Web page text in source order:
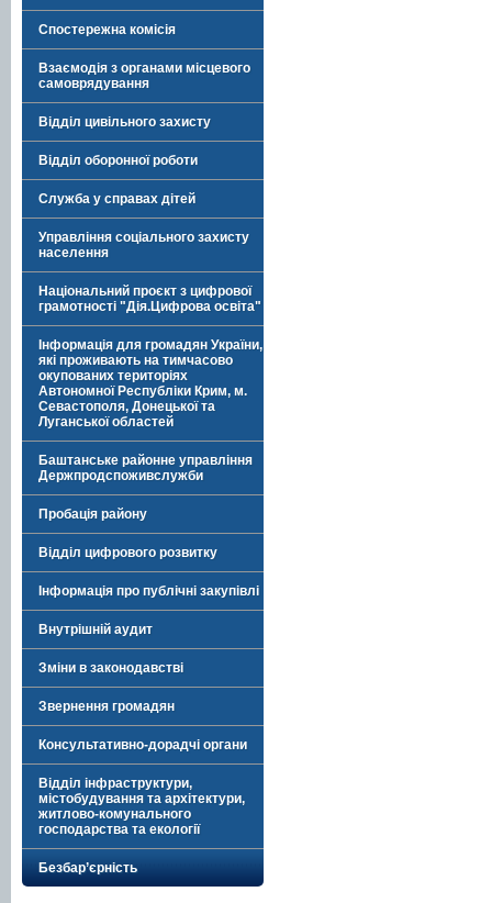
Спостережна комісія
Взаємодія з органами місцевого
самоврядування
Відділ цивільного захисту
Відділ оборонної роботи
Служба у справах дітей
Управління соціального захисту
населення
Національний проєкт з цифрової
грамотності "Дія.Цифрова освіта"
Інформація для громадян України,
які проживають на тимчасово
окупованих територіях
Автономної Республіки Крим, м.
Севастополя, Донецької та
Луганської областей
Баштанське районне управління
Держпродспоживслужби
Пробація району
Відділ цифрового розвитку
Інформація про публічні закупівлі
Внутрішній аудит
Зміни в законодавстві
Звернення громадян
Консультативно-дорадчі органи
Відділ інфраструктури,
містобудування та архітектури,
житлово-комунального
господарства та екології
Безбар’єрність